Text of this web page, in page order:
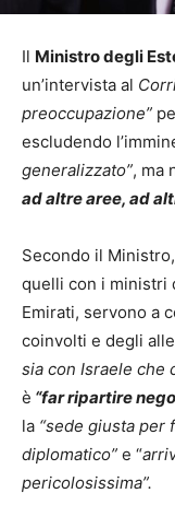
Il Ministro degli
un’intervista al
preoccupazione”
escludendo
generalizzato”, ma
ad altre aree, ad
Secondo il
quelli con i ministri
Emirati, servono a
coinvolti e degli
sia con Israele che
è “far ripartire
la “sede giusta
diplomatico” e “
pericolosissima”.